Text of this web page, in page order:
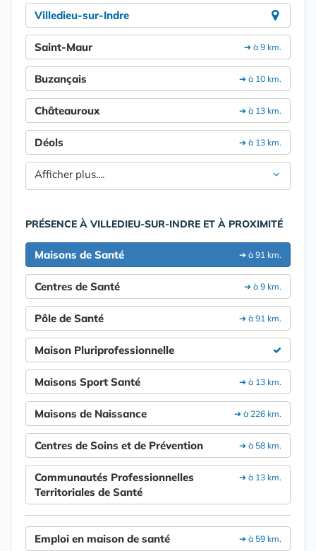
Villedieu-sur-Indre
➔ à 9 km.
Saint-Maur
➔ à 10 km.
Buzançais
➔ à 13 km.
Châteauroux
➔ à 13 km.
Déols
Afficher plus....
PRÉSENCE À VILLEDIEU-SUR-INDRE ET À PROXIMITÉ
➔ à 91 km.
Maisons de Santé
➔ à 9 km.
Centres de Santé
➔ à 91 km.
Pôle de Santé
Maison Pluriprofessionnelle
➔ à 13 km.
Maisons Sport Santé
➔ à 226 km.
Maisons de Naissance
➔ à 58 km.
Centres de Soins et de Prévention
➔ à 13 km.
Communautés Professionnelles
Territoriales de Santé
➔ à 59 km.
Emploi en maison de santé